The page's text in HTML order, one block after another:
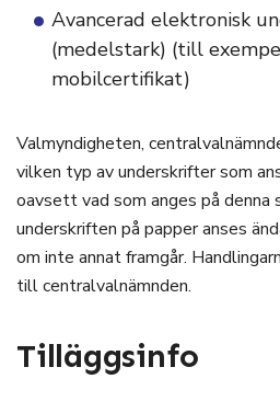
Avancerad elektronisk
(medelstark) (till
mobilcertifikat)
Valmyndigheten,
vilken typ av underskrifter som
oavsett vad som anges på denna
underskriften på papper anses
om inte annat framgår.
till centralvalnämnden.
Tilläggsinfo